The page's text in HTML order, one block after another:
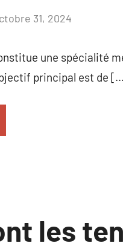
31, 2024
une spécialité
principal est de
les